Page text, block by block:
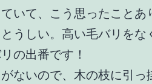
いて、こう思ったことあ
うしい。高い毛バリをな
の出番です！
ないので、木の枝に引っ